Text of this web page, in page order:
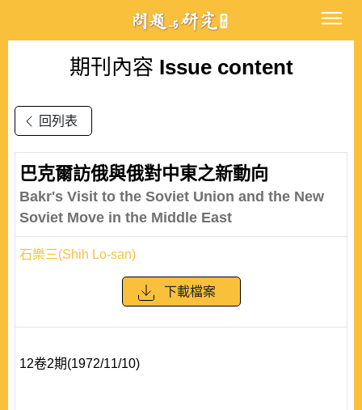
期刊內容 Issue content
回列表
巴克爾訪俄與俄對中東之新動向
Bakr's Visit to the Soviet Union and the New
Soviet Move in the Middle East
石樂三(Shih Lo-san)
下載檔案
12卷2期(1972/11/10)